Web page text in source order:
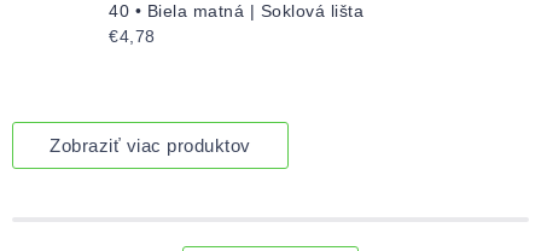
40 • Biela matná | Soklová lišta
€4,78
Zobraziť viac produktov